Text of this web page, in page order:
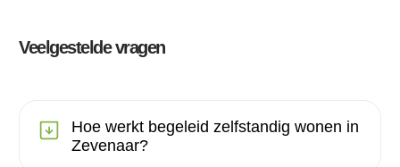
Veelgestelde vragen
Hoe werkt begeleid zelfstandig wonen in
Zevenaar?